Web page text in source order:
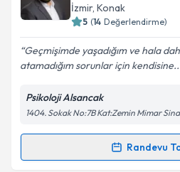
İzmir, Konak
5 (14 Değerlendirme)
Geçmişimde yaşadığım ve hala
atamadığım sorunlar için
Psikoloji Alsancak
1404. Sokak No:7B Kat:Zemin Mimar
Randevu
Randevu Takvimi Talebi